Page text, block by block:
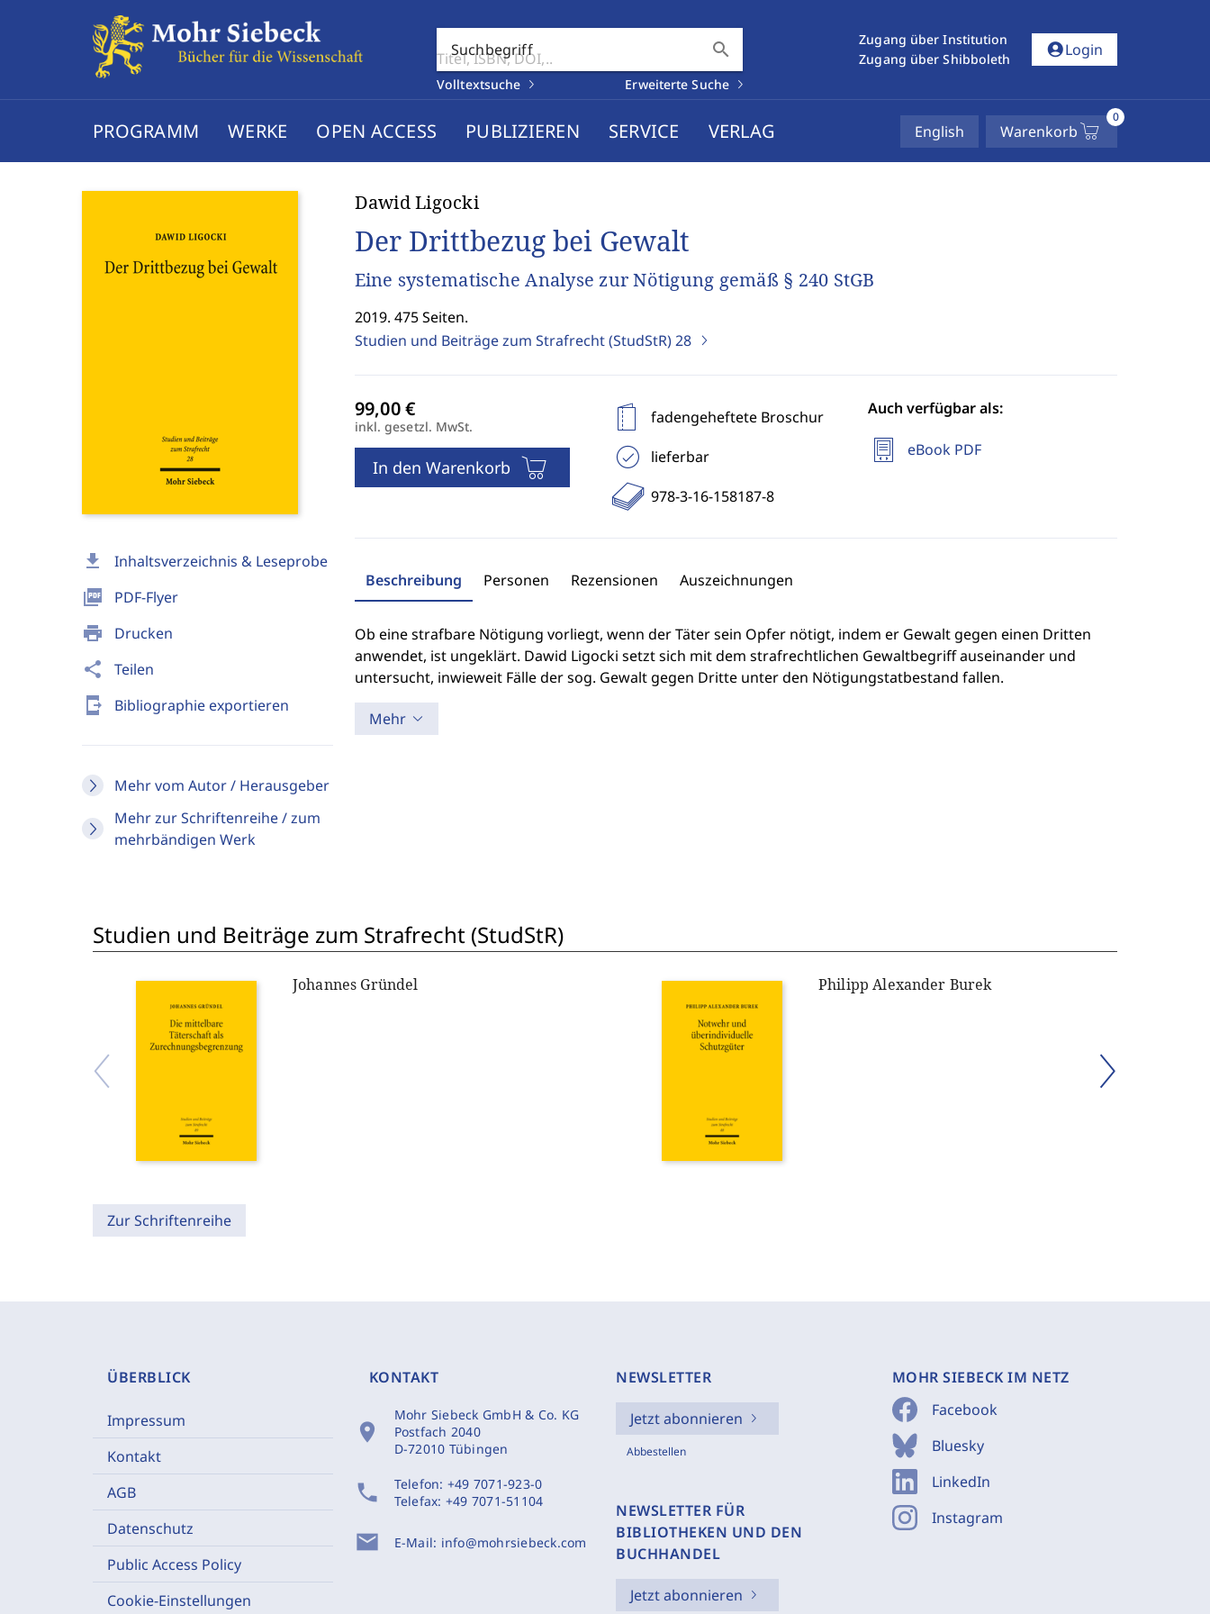
Suchbegriff search
Volltextsuche Erweiterte Suche
Zugang über Institution
Zugang über Shibboleth
account_circleLogin
PROGRAMM WERKE OPEN ACCESS PUBLIZIEREN SERVICE VERLAG English Warenkorb
0
download Inhaltsverzeichnis & Leseprobe
picture_as_pdf PDF-Flyer
print Drucken
share Teilen
send_to_mobile Bibliographie exportieren
Mehr vom Autor / Herausgeber
Mehr zur Schriftenreihe / zum
mehrbändigen Werk
Dawid Ligocki
Der Drittbezug bei Gewalt
Eine systematische Analyse zur Nötigung gemäß § 240 StGB
2019. 475 Seiten.
Studien und Beiträge zum Strafrecht (StudStR)28
inkl. gesetzl. MwSt.
In den Warenkorb
fadengeheftete Broschur
lieferbar
978-3-16-158187-8
Auch verfügbar als:
eBook PDF
Beschreibung Personen Rezensionen Auszeichnungen
Ob eine strafbare Nötigung vorliegt, wenn der Täter sein Opfer nötigt, indem er Gewalt gegen einen Dritten
anwendet, ist ungeklärt. Dawid Ligocki setzt sich mit dem strafrechtlichen Gewaltbegriff auseinander und
untersucht, inwieweit Fälle der sog. Gewalt gegen Dritte unter den Nötigungstatbestand fallen.
Mehr
Studien und Beiträge zum Strafrecht (StudStR)
Johannes Gründel Philipp Alexander Burek
Zur Schriftenreihe
ÜBERBLICK
Impressum
Kontakt
AGB
Datenschutz
Public Access Policy
Cookie-Einstellungen
KONTAKT
location_on
Mohr Siebeck GmbH & Co. KG
Postfach 2040
D-72010 Tübingen
phone Telefon: +49 7071-923-0
Telefax: +49 7071-51104
mail E-Mail: info@mohrsiebeck.com
NEWSLETTER
Jetzt abonnieren
Abbestellen
NEWSLETTER FÜR
BIBLIOTHEKEN UND DEN
BUCHHANDEL
Jetzt abonnieren
MOHR SIEBECK IM NETZ
Facebook
Bluesky
LinkedIn
Instagram